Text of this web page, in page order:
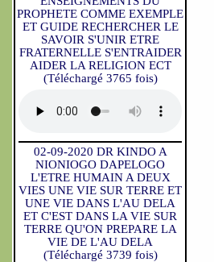
PROPHETE COMME EXEMPLE
ET GUIDE RECHERCHER LE
SAVOIR S'UNIR ETRE
FRATERNELLE S'ENTRAIDER
AIDER LA RELIGION ECT
(Téléchargé 3765 fois)
02-09-2020 DR KINDO A
NIONIOGO DAPELOGO
L'ETRE HUMAIN A DEUX
VIES UNE VIE SUR TERRE ET
UNE VIE DANS L'AU DELA
ET C'EST DANS LA VIE SUR
TERRE QU'ON PREPARE LA
VIE DE L'AU DELA
(Téléchargé 3739 fois)